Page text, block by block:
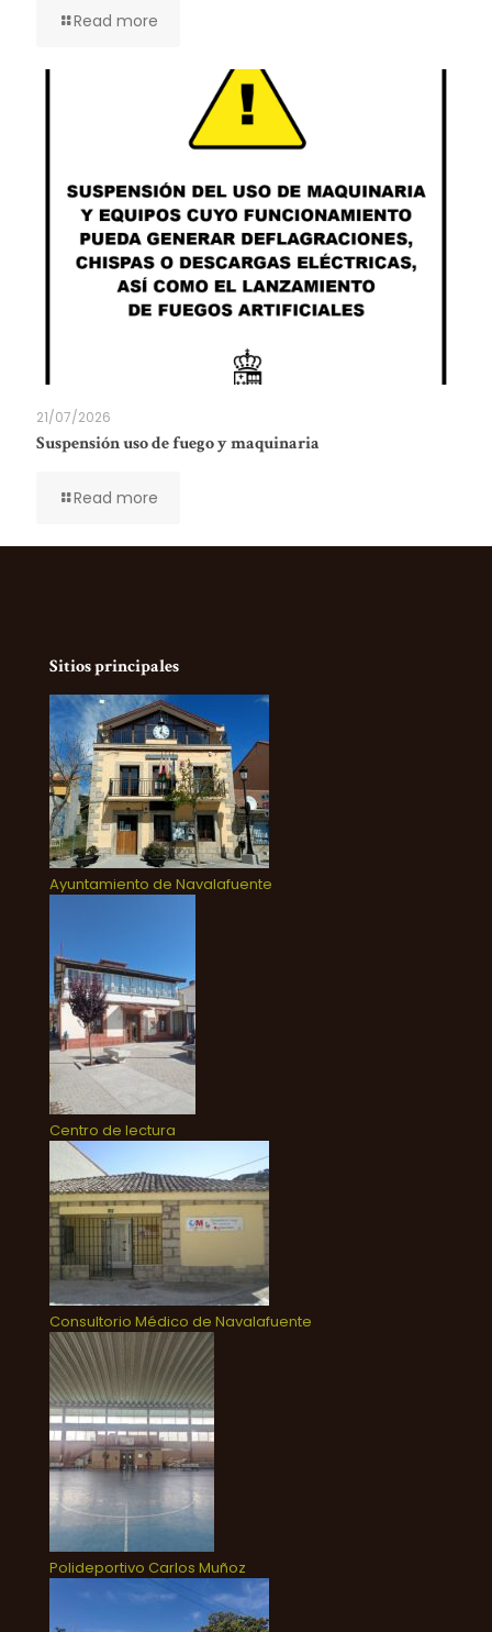
Read more
21/07/2026
Suspensión uso de fuego y maquinaria
Read more
Sitios principales
Ayuntamiento de Navalafuente
Centro de lectura
Consultorio Médico de Navalafuente
Polideportivo Carlos Muñoz